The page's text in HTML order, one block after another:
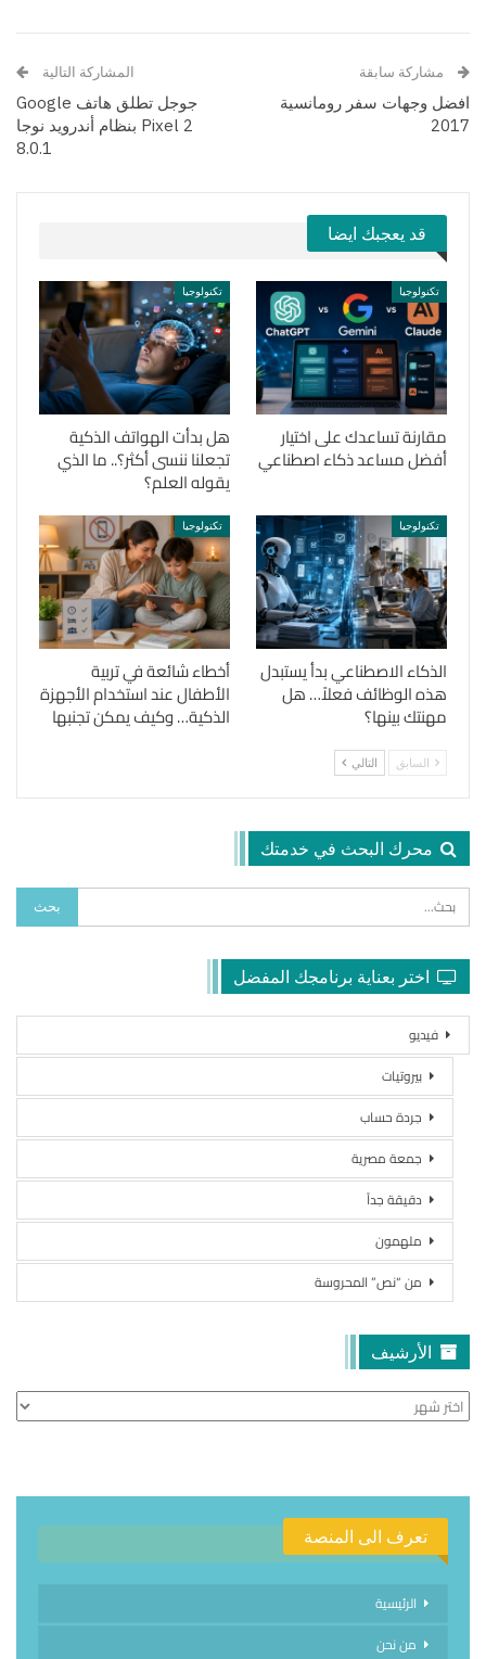
مشاركة سابقة
افضل وجهات سفر رومانسية
2017
المشاركة التالية
جوجل تطلق هاتف Google
Pixel 2 بنظام أندرويد نوجا
8.0.1
قد يعجبك ايضا
تكنولوجيا
مقارنة تساعدك على اختيار
أفضل مساعد ذكاء اصطناعي
تكنولوجيا
هل بدأت الهواتف الذكية
تجعلنا ننسى أكثر؟.. ما الذي
يقوله العلم؟
تكنولوجيا
الذكاء الاصطناعي بدأ يستبدل
هذه الوظائف فعلاً… هل
مهنتك بينها؟
تكنولوجيا
أخطاء شائعة في تربية
الأطفال عند استخدام الأجهزة
الذكية… وكيف يمكن تجنبها
السابق التالي
محرك البحث في خدمتك
اختر بعناية برنامجك المفضل
فيديو
بيروتيات
جردة حساب
جمعة مصرية
دقيقة جداً
ملهمون
من “نص” المحروسة
الأرشيف
الأرشيف
تعرف الى المنصة
الرئيسية
من نحن